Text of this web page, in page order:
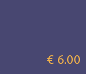
€ 6.00